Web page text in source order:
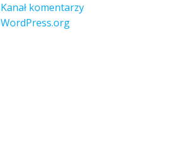
Kanał komentarzy
WordPress.org